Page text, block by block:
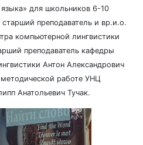
языка» для школьников 6-10
преподаватель и вр.и.о.
компьютерной лингвистики
преподаватель кафедры
Антон Александрович
работе УНЦ
Анатольевич Тучак.